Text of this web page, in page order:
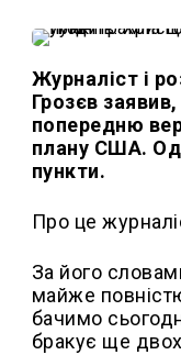
Журналіст і
Грозєв
попередню
плану США.
пункти.
Про це
За його
майже
бачимо
бракує ще двох